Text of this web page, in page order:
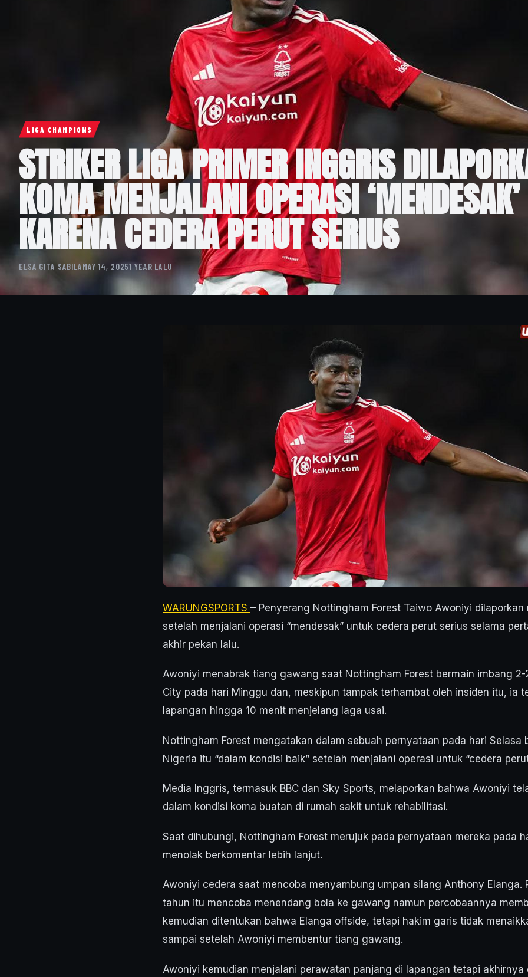
LIGA CHAMPIONS
STRIKER LIGA PRIMER INGGRIS
KOMA MENJALANI OPERASI ‘MENDESAK’
KARENA CEDERA PERUT SERIUS
ELSA GITA SABILAMAY 14, 20251 YEAR LALU
WARUNGSPORTS – Penyerang Nottingham Forest Taiwo Awoniyi
setelah menjalani operasi “mendesak” untuk cedera perut serius selama
akhir pekan lalu.
Awoniyi menabrak tiang gawang saat Nottingham Forest bermain imbang
City pada hari Minggu dan, meskipun tampak terhambat oleh insiden itu, ia
lapangan hingga 10 menit menjelang laga usai.
Nottingham Forest mengatakan dalam sebuah pernyataan pada hari Selasa
Nigeria itu “dalam kondisi baik” setelah menjalani operasi untuk “cedera
Media Inggris, termasuk BBC dan Sky Sports, melaporkan bahwa Awoniyi
dalam kondisi koma buatan di rumah sakit untuk rehabilitasi.
Saat dihubungi, Nottingham Forest merujuk pada pernyataan mereka pada
menolak berkomentar lebih lanjut.
Awoniyi cedera saat mencoba menyambung umpan silang Anthony Elanga.
tahun itu mencoba menendang bola ke gawang namun percobaannya
kemudian ditentukan bahwa Elanga offside, tetapi hakim garis tidak
sampai setelah Awoniyi membentur tiang gawang.
Awoniyi kemudian menjalani perawatan panjang di lapangan tetapi